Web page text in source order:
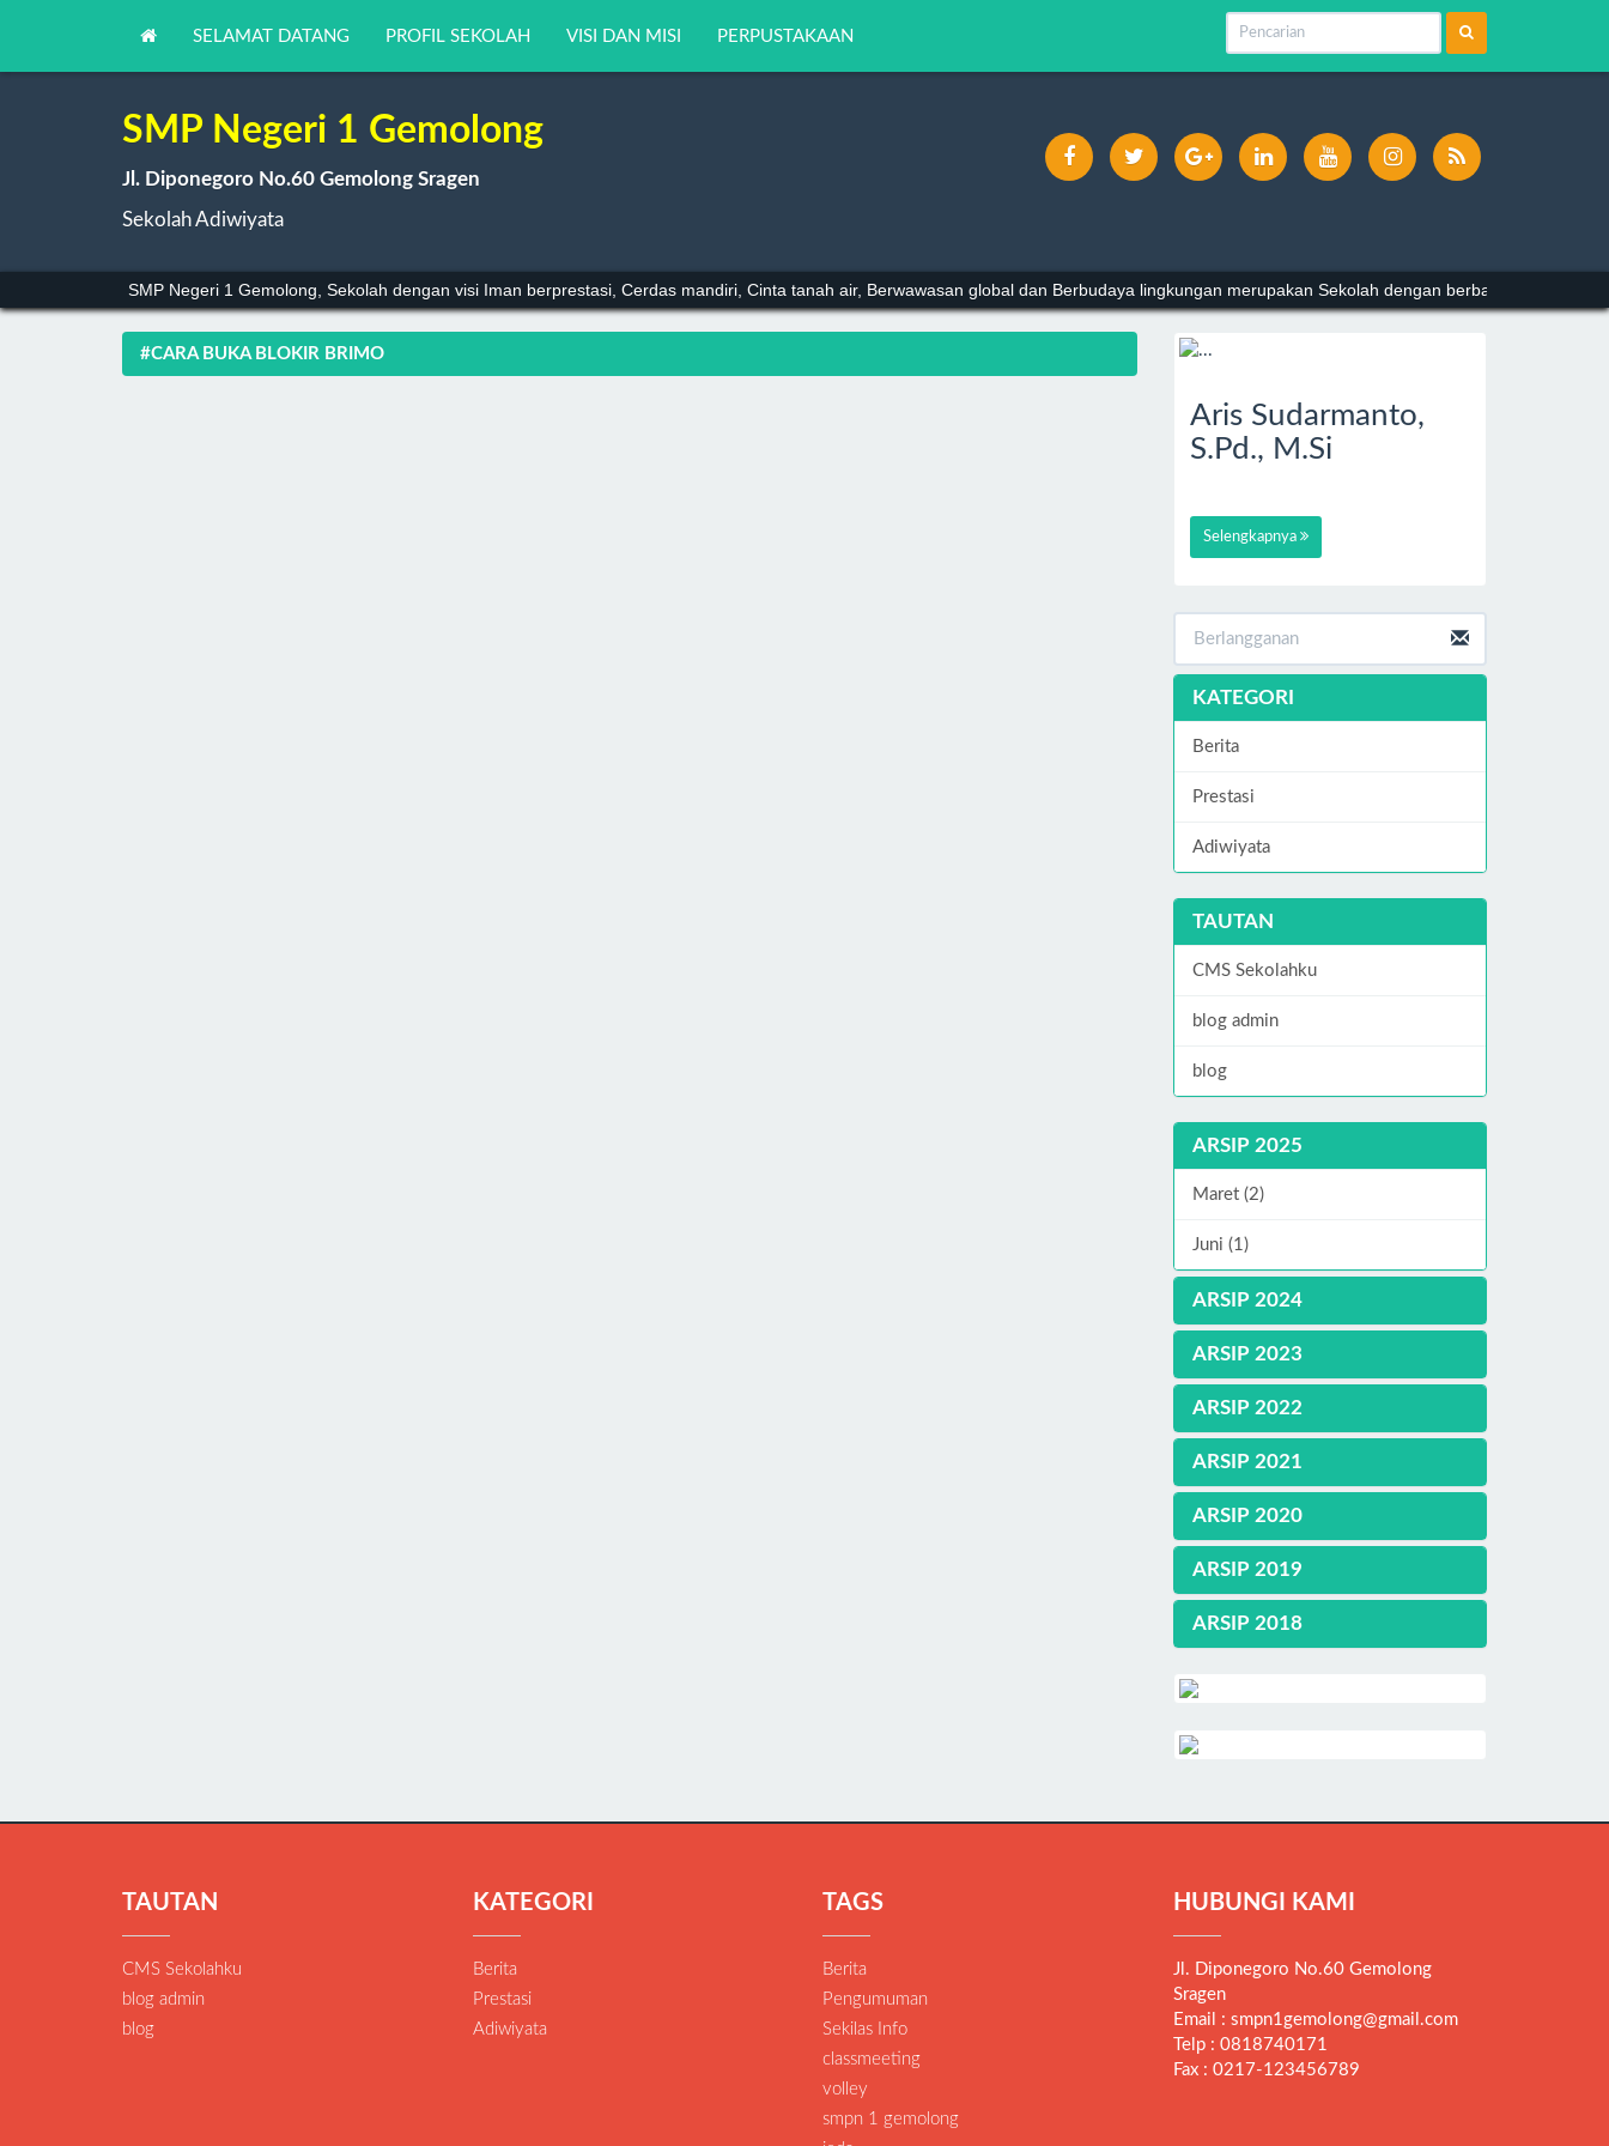
SELAMAT DATANG PROFIL SEKOLAH VISI DAN MISI PERPUSTAKAAN
SMP Negeri 1 Gemolong
Jl. Diponegoro No.60 Gemolong Sragen
Sekolah Adiwiyata
SMP Negeri 1 Gemolong, Sekolah dengan visi Iman berprestasi, Cerdas mandiri, Cinta tanah air, Berwawasan global dan Berbudaya lingkungan merupakan Sekolah dengan berbagai prestasi
#CARA BUKA BLOKIR BRIMO
Aris Sudarmanto,
S.Pd., M.Si
Selengkapnya
KATEGORI
Berita
Prestasi
Adiwiyata
TAUTAN
CMS Sekolahku
blog admin
blog
ARSIP 2025
Maret (2)
Juni (1)
ARSIP 2024
ARSIP 2023
ARSIP 2022
ARSIP 2021
ARSIP 2020
ARSIP 2019
ARSIP 2018
TAUTAN
CMS Sekolahku
blog admin
blog
KATEGORI
Berita
Prestasi
Adiwiyata
TAGS
Berita
Pengumuman
Sekilas Info
classmeeting
volley
smpn 1 gemolong
HUBUNGI KAMI
Jl. Diponegoro No.60 Gemolong
Sragen
Email : smpn1gemolong@gmail.com
Telp : 0818740171
Fax : 0217-123456789